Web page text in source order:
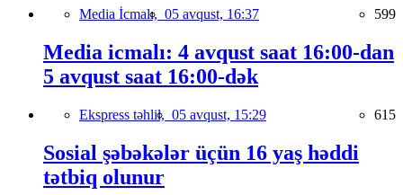
Media İcmalı, 05 avqust, 16:37 599
Media icmalı: 4 avqust saat 16:00-dan
5 avqust saat 16:00-dək
Ekspress təhlil, 05 avqust, 15:29 615
Sosial şəbəkələr üçün 16 yaş həddi
tətbiq olunur